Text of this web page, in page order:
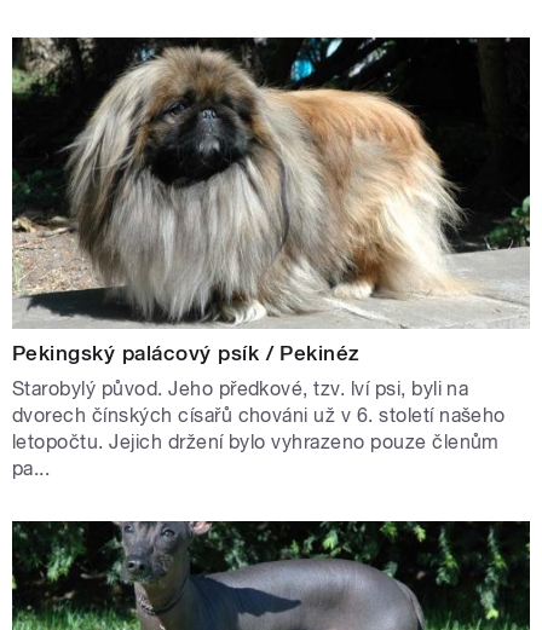
Pekingský palácový psík / Pekinéz
Starobylý původ. Jeho předkové, tzv. lví psi, byli na
dvorech čínských císařů chováni už v 6. století našeho
letopočtu. Jejich držení bylo vyhrazeno pouze členům
pa...